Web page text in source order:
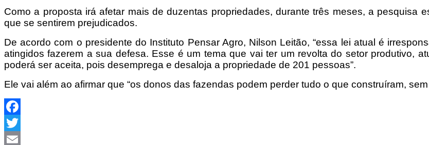
Como a proposta irá afetar mais de duzentas propriedades, durante três meses, a pesquisa
que se sentirem prejudicados.
De acordo com o presidente do Instituto Pensar Agro, Nilson Leitão, “essa lei atual é
atingidos fazerem a sua defesa. Esse é um tema que vai ter um revolta do setor produtivo,
poderá ser aceita, pois desemprega e desaloja a propriedade de 201 pessoas”.
Ele vai além ao afirmar que “os donos das fazendas podem perder tudo o que construíram,
Facebook
Twitter